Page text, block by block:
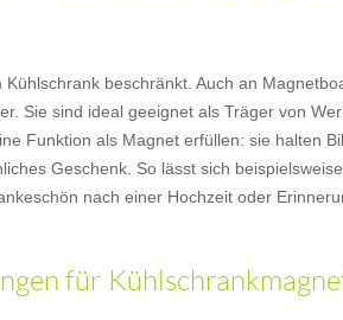
beschränkt. Auch an
Sie sind ideal geeignet als Träger von
Funktion als Magnet erfüllen: sie halten
Geschenk. So lässt sich
nach einer Hochzeit oder
für